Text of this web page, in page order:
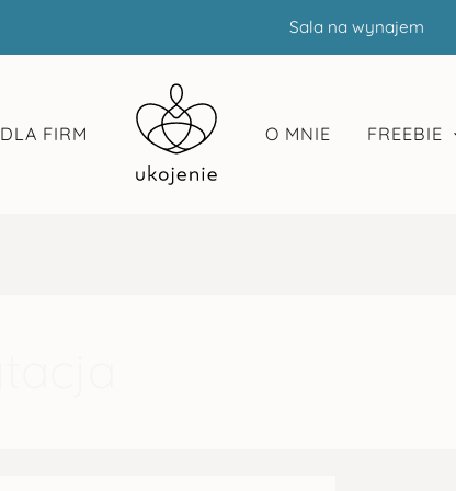
Sala na wynajem
DLA FIRM O MNIE FREEBIE